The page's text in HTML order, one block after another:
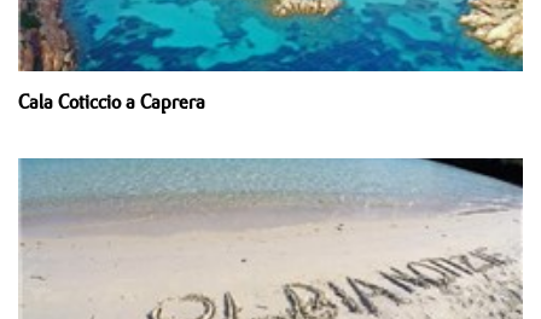
Cala Coticcio a Caprera